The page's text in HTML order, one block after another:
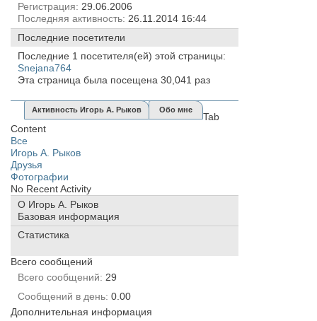
Регистрация
29.06.2006
Последняя активность 26.11.2014 16:44
Последние посетители
Последние 1 посетителя(ей) этой страницы:
Snejana764
Эта страница была посещена 30,041 раз
Активность Игорь А. Рыков Обо мне
Tab
Content
Все
Игорь А. Рыков
Друзья
Фотографии
No Recent Activity
О Игорь А. Рыков
Базовая информация
Статистика
Всего сообщений
Всего сообщений
29
Сообщений в день 0.00
Дополнительная информация